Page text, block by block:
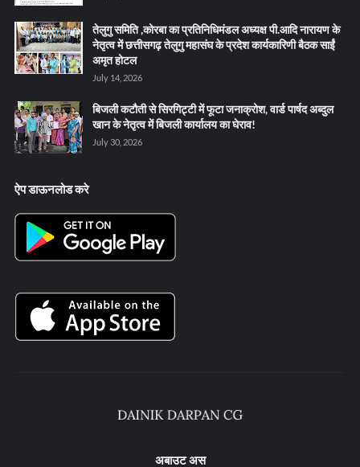
तेलुगु समिति ,कोरबा का प्रतिनिधिमंडल अध्यक्ष पी.आदि नारायण के
नेतृत्व में छत्तीसगढ़ तेलुगु महासंघ के प्रदेश कार्यकारिणी बैठक साईं
अमृत होटल
July 14, 2026
बिजली कटौती से सिरगिट्टी में फूटा जनाक्रोश, वार्ड पार्षद अब्दुल
खान के नेतृत्व में बिजली कार्यालय का घेराव!
July 30, 2026
ऐप डाऊनलोड करे
अबाउट अस